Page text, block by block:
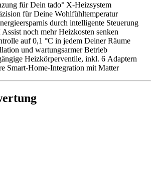
für Dein tado° X-Heizsystem
für Deine Wohlfühltemperatur
durch intelligente Steuerung
noch mehr Heizkosten senken
auf 0,1 °C in jedem Deiner Räume
und wartungsarmer Betrieb
Heizkörperventile, inkl. 6 Adaptern
Smart-Home-Integration mit Matter